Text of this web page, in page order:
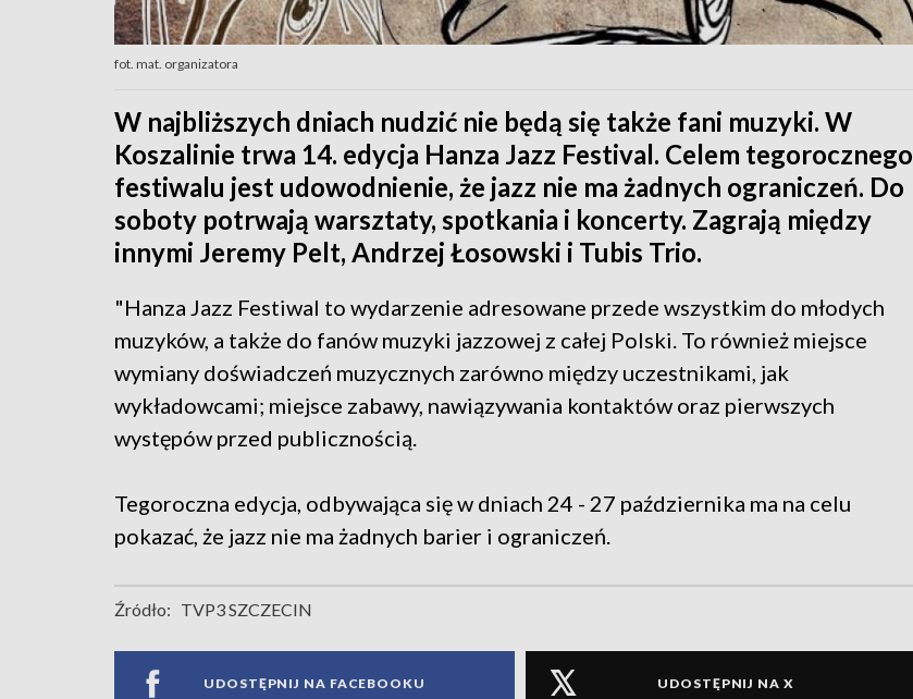
fot. mat. organizatora
W najbliższych dniach nudzić nie będą się także fani muzyki. W
Koszalinie trwa 14. edycja Hanza Jazz Festival. Celem tegorocznego
festiwalu jest udowodnienie, że jazz nie ma żadnych ograniczeń. Do
soboty potrwają warsztaty, spotkania i koncerty. Zagrają między
innymi Jeremy Pelt, Andrzej Łosowski i Tubis Trio.
"Hanza Jazz Festiwal to wydarzenie adresowane przede wszystkim do młodych
muzyków, a także do fanów muzyki jazzowej z całej Polski. To również miejsce
wymiany doświadczeń muzycznych zarówno między uczestnikami, jak
wykładowcami; miejsce zabawy, nawiązywania kontaktów oraz pierwszych
występów przed publicznością.
Tegoroczna edycja, odbywająca się w dniach 24 - 27 października ma na celu
pokazać, że jazz nie ma żadnych barier i ograniczeń.
Źródło: TVP3 SZCZECIN
UDOSTĘPNIJ NA FACEBOOKU UDOSTĘPNIJ NA X